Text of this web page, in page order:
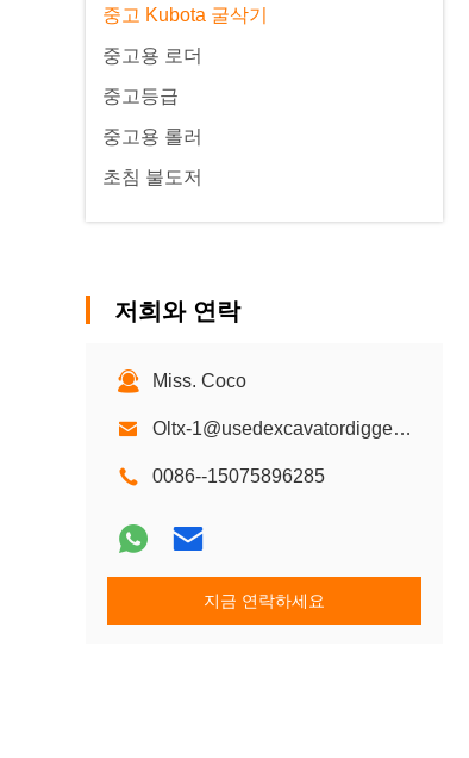
중고 Kubota 굴삭기
중고용 로더
중고등급
중고용 롤러
초침 불도저
저희와 연락
Miss. Coco
Oltx-1@usedexcavatordigger.com
0086--15075896285
지금 연락하세요